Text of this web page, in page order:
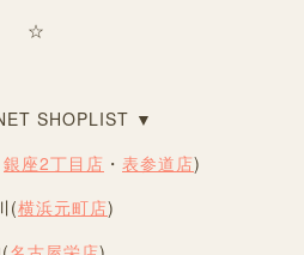
☆
SHOPLIST ▼
銀座2丁目店 ・ 表参道店)
(横浜元町店)